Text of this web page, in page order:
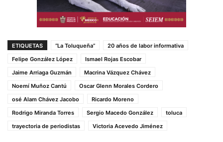
ETIQUETAS “La Toluqueña”
20 años de labor informativa
Felipe González López
Ismael Rojas Escobar
Jaime Arriaga Guzmán
Macrina Vázquez Chávez
Noemí Muñoz Cantú
Oscar Glenn Morales Cordero
osé Alam Chávez Jacobo
Ricardo Moreno
Rodrigo Miranda Torres
Sergio Macedo González
toluca
trayectoria de periodistas
Victoria Acevedo Jiménez